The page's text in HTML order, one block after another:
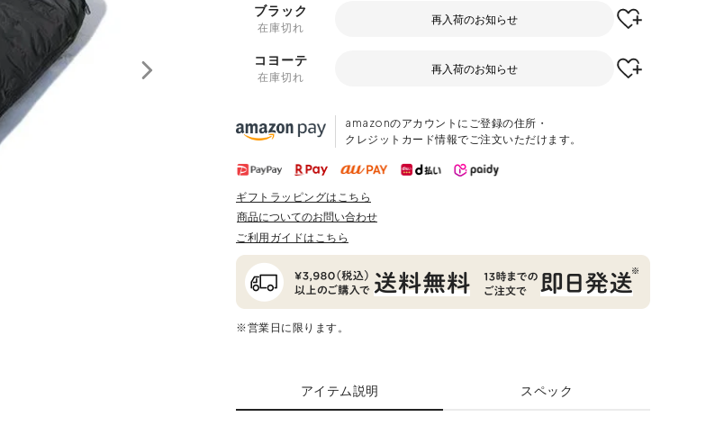
ブラック
在庫切れ
再入荷のお知らせ
コヨーテ
在庫切れ
再入荷のお知らせ
amazonのアカウントにご登録の住所・
クレジットカード情報でご注文いただけます。
ギフトラッピングはこちら
商品についてのお問い合わせ
ご利用ガイドはこちら
※営業日に限ります。
アイテム説明 スペック